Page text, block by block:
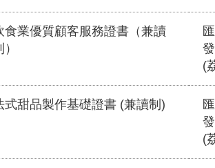
食業優質顧客服務證書（兼讀
(
式甜品製作基礎證書 (兼讀制)
(